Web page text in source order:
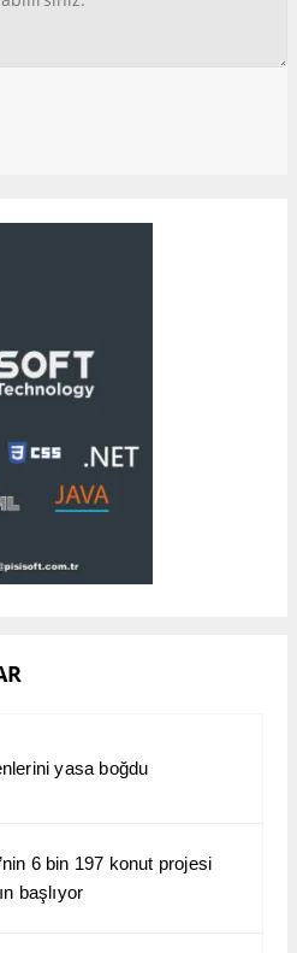
yasa boğdu
6 bin 197 konut projesi
başlıyor